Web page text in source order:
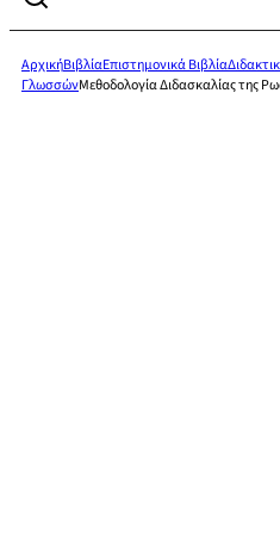
ΑρχικήΒιβλίαΕπιστημονικά Βιβλία
ΓλωσσώνΜεθοδολογία Διδασκαλίας της